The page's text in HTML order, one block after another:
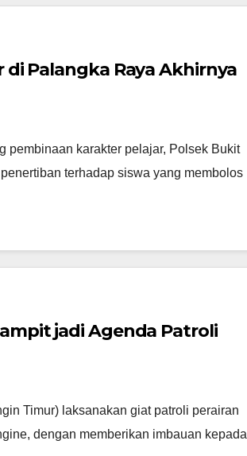
Palangka Raya Akhirnya
pembinaan karakter pelajar, Polsek Bukit
terhadap siswa yang membolos
jadi Agenda Patroli
Timur) laksanakan giat patroli perairan
dengan memberikan imbauan kepada